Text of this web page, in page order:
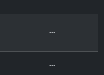
---
---